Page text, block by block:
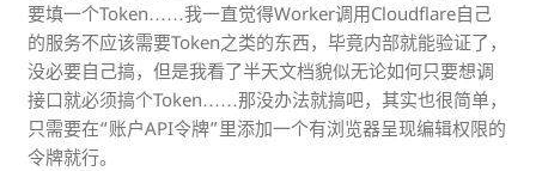
要填一个Token……我一直觉得Worker调用Cloudflare自己
的服务不应该需要Token之类的东西，毕竟内部就能验证了，
没必要自己搞，但是我看了半天文档貌似无论如何只要想调
接口就必须搞个Token……那没办法就搞吧，其实也很简单，
只需要在“账户API令牌”里添加一个有浏览器呈现编辑权限的
令牌就行。